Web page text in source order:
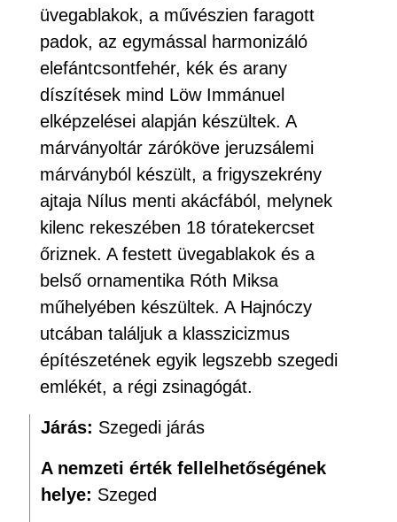
üvegablakok, a művészien faragott
padok, az egymással harmonizáló
elefántcsontfehér, kék és arany
díszítések mind Löw Immánuel
elképzelései alapján készültek. A
márványoltár záróköve jeruzsálemi
márványból készült, a frigyszekrény
ajtaja Nílus menti akácfából, melynek
kilenc rekeszében 18 tóratekercset
őriznek. A festett üvegablakok és a
belső ornamentika Róth Miksa
műhelyében készültek. A Hajnóczy
utcában találjuk a klasszicizmus
építészetének egyik legszebb szegedi
emlékét, a régi zsinagógát.
Járás: Szegedi járás
A nemzeti érték fellelhetőségének
helye: Szeged